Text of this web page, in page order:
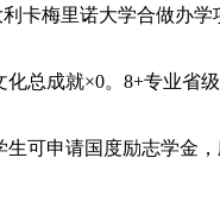
梅里诺大学合做办学
总成就×0。8+专业省级
申请国度励志学金